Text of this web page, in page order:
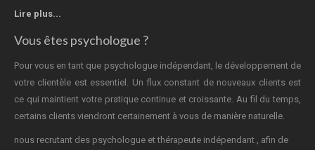
Lire plus...
Vous êtes psychologue ?
Pour vous en tant que psychologue indépendant, le développement de
votre clientèle est essentiel. Un flux constant de nouveaux clients est
ce qui maintient votre pratique continue et croissante. Au fil du temps,
certains clients viendront certainement à vous de manière naturelle.
nous recrutant des psychologue et thérapeute indépendant , afin de